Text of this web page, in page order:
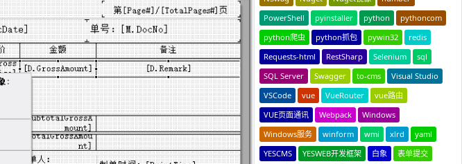
PowerShell
pyinstaller python
pythoncom
python爬虫
python抓包 pywin32
redis
Requests-html
RestSharp Selenium
sql
SQL Server
Swagger to-cms
Visual Studio
VSCode
vue VueRouter
vue路由
VUE页面通讯
Webpack
Windows
Windows服务
winform wmi xlrd
yaml
YESCMS
YESWEB开发框架 白象
表单提交